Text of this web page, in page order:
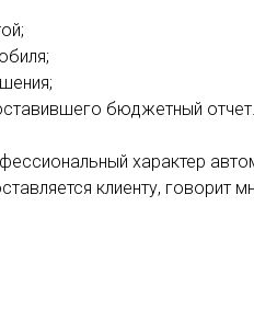
бюджетный отчет.
характер
клиенту, говорит